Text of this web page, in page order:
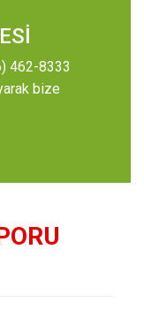
462-8333
bize